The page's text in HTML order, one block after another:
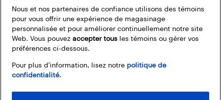
FacebookInstagram
PinterestLinkedInYouTube
Nous et nos partenaires de confiance utilisons des témoins
pour vous offrir une expérience de magasinage
personnalisée et pour améliorer continuellement notre site
Web. Vous pouvez accepter tous les témoins ou gérer vos
préférences ci-dessous.
Pour plus d’information, lisez notre politique de
confidentialité.